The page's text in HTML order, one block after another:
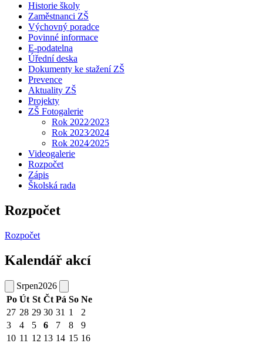
Historie školy
Zaměstnanci ZŠ
Výchovný poradce
Povinné informace
E-podatelna
Úřední deska
Dokumenty ke stažení ZŠ
Prevence
Aktuality ZŠ
Projekty
ZŠ Fotogalerie
Rok 2022⁄2023
Rok 2023⁄2024
Rok 2024⁄2025
Videogalerie
Rozpočet
Zápis
Školská rada
Rozpočet
Rozpočet
Kalendář akcí
Srpen2026
Po Út St Čt Pá So Ne
27 28 29 30 31 1
2
3
4 5 6 7 8
9
10 11 12 13 14 15 16